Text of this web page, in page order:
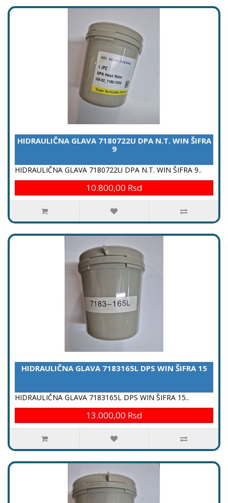
HIDRAULIČNA GLAVA 7180722U DPA N.T. WIN ŠIFRA
9
HIDRAULIČNA GLAVA 7180722U DPA N.T. WIN ŠIFRA 9..
10.800,00 Rsd
HIDRAULIČNA GLAVA 7183165L DPS WIN ŠIFRA 15
HIDRAULIČNA GLAVA 7183165L DPS WIN ŠIFRA 15..
13.000,00 Rsd